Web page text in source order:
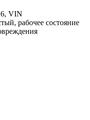
VIN
рабочее состояние